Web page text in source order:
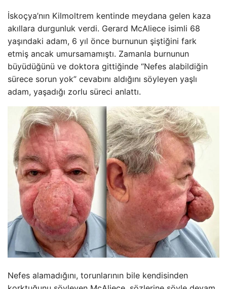
İskoçya’nın Kilmoltrem kentinde meydana gelen kaza
akıllara durgunluk verdi. Gerard McAliece isimli 68
yaşındaki adam, 6 yıl önce burnunun şiştiğini fark
etmiş ancak umursamamıştı. Zamanla burnunun
büyüdüğünü ve doktora gittiğinde “Nefes alabildiğin
sürece sorun yok” cevabını aldığını söyleyen yaşlı
adam, yaşadığı zorlu süreci anlattı.
Nefes alamadığını, torunlarının bile kendisinden